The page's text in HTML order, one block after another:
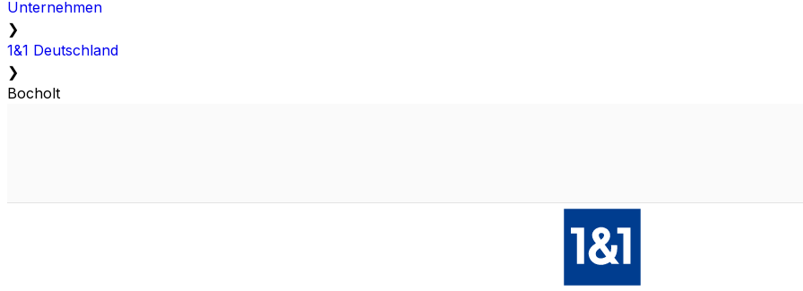
Unternehmen
❯
1&1 Deutschland
❯
Bocholt